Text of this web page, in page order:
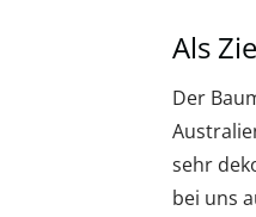
Als
Der
sehr
bei uns